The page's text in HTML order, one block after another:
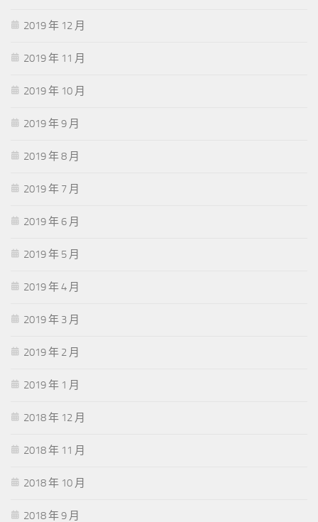
2019 年 12 月
2019 年 11 月
2019 年 10 月
2019 年 9 月
2019 年 8 月
2019 年 7 月
2019 年 6 月
2019 年 5 月
2019 年 4 月
2019 年 3 月
2019 年 2 月
2019 年 1 月
2018 年 12 月
2018 年 11 月
2018 年 10 月
2018 年 9 月